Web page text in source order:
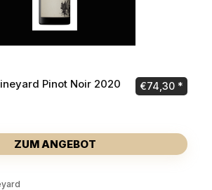
Pinot Noir 2020 €74,30
ZUM ANGEBOT